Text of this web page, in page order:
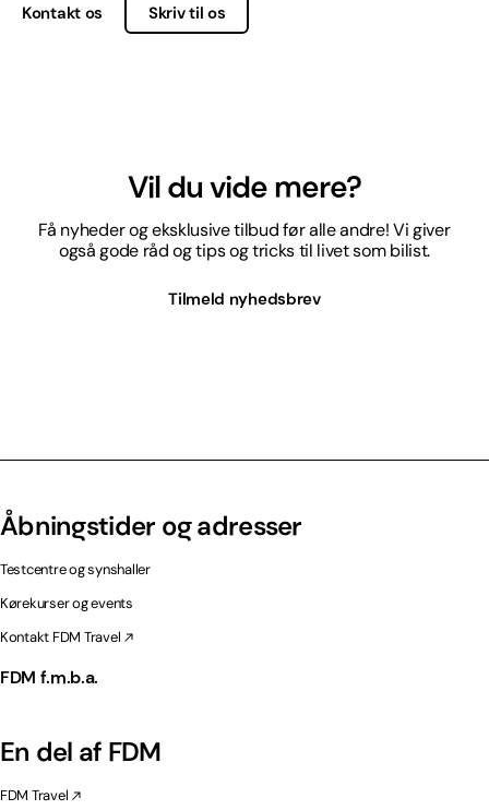
Kontakt os Skriv til os
Vil du vide mere?
Få nyheder og eksklusive tilbud før alle andre! Vi giver
også gode råd og tips og tricks til livet som bilist.
Tilmeld nyhedsbrev
Åbningstider og adresser
Testcentre og synshaller
Kørekurser og events
Kontakt FDM Travel
FDM f.m.b.a.
En del af FDM
FDM Travel